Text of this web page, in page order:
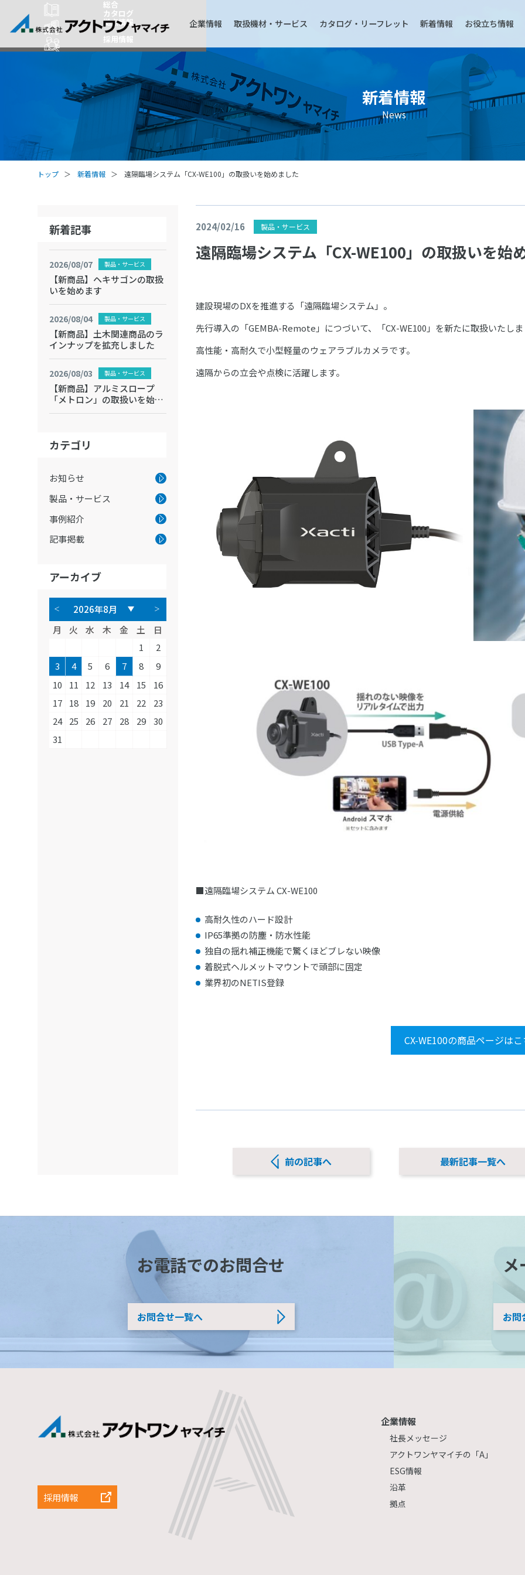
総合
カタログ
拠点情報
採用情報
企業情報 取扱機材・サービス カタログ・リーフレット 新着情報 お役立ち情報
新着情報
News
トップ 新着情報 遠隔臨場システム「CX-WE100」の取扱いを始めました
2024/02/16 製品・サービス
遠隔臨場システム「CX-WE100」の取扱いを始
建設現場のDXを推進する「遠隔臨場システム」。
先行導入の「GEMBA-Remote」につづいて、「CX-WE100」を新たに取扱いたし
高性能・高耐久で小型軽量のウェアラブルカメラです。
遠隔からの立会や点検に活躍します。
■遠隔臨場システム CX-WE100
高耐久性のハード設計
IP65準拠の防塵・防水性能
独自の揺れ補正機能で驚くほどブレない映像
着脱式ヘルメットマウントで頭部に固定
業界初のNETIS登録
CX-WE100の商品ページは
前の記事へ 最新記事一覧へ
新着記事
2026/08/07 製品・サービス
【新商品】ヘキサゴンの取扱
いを始めます
2026/08/04 製品・サービス
【新商品】土木関連商品のラ
インナップを拡充しました
2026/08/03 製品・サービス
【新商品】アルミスロープ
「メトロン」の取扱いを始め
ます
カテゴリ
お知らせ
製品・サービス
事例紹介
記事掲載
アーカイブ
月 火 水 木 金 土
日
1
2
3
4 5 6 7 8
9
10
11 12 13 14 15
16
17
18 19 20 21 22
23
24
25 26 27 28 29
30
31
お電話でのお問合せ
お問合せ一覧へ お問
採用情報
企業情報
社長メッセージ
アクトワンヤマイチの「A」
ESG情報
沿革
拠点